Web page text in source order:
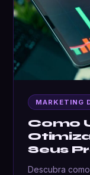
MARKETING
Como
Seus
Descubra